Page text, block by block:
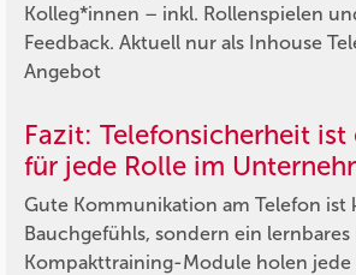
Kolleg*innen – inkl. Rollenspielen
Feedback. Aktuell nur als Inhouse
Angebot
Fazit: Telefonsicherheit ist
für jede Rolle im
Gute Kommunikation am Telefon ist
Bauchgefühls, sondern ein
Kompakttraining-Module holen jede